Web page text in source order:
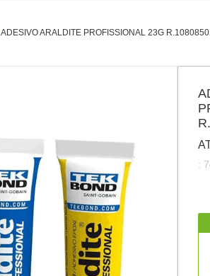
ADESIVO ARALDITE PROFISSIONAL 23G
: